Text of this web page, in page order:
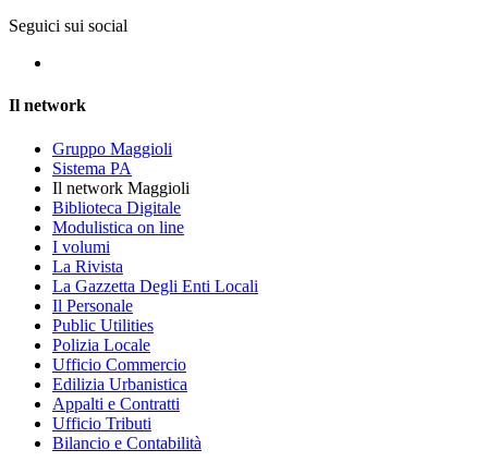
Seguici sui social
Il network
Gruppo Maggioli
Sistema PA
Il network Maggioli
Biblioteca Digitale
Modulistica on line
I volumi
La Rivista
La Gazzetta Degli Enti Locali
Il Personale
Public Utilities
Polizia Locale
Ufficio Commercio
Edilizia Urbanistica
Appalti e Contratti
Ufficio Tributi
Bilancio e Contabilità